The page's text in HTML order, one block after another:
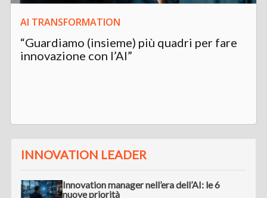
AI TRANSFORMATION
“Guardiamo (insieme) più quadri per fare
innovazione con l’AI”
INNOVATION LEADER
Innovation manager nell’era dell’AI: le 6
nuove priorità